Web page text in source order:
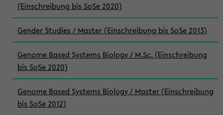
(Einschreibung bis SoSe 2020)
Gender Studies / Master (Einschreibung bis SoSe 2013)
Genome Based Systems Biology / M.Sc. (Einschreibung
bis SoSe 2020)
Genome Based Systems Biology / Master (Einschreibung
bis SoSe 2012)